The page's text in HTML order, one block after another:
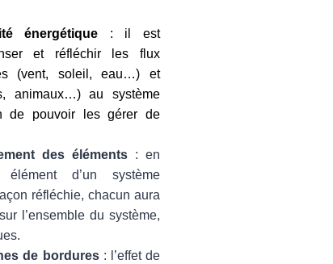
énergétique : il est
et réfléchir les flux
(vent, soleil, eau…) et
animaux…) au système
de pouvoir les gérer de
des éléments: en
élément d’un système
réfléchie, chacun aura
l’ensemble du système,
de bordures: l’effet de